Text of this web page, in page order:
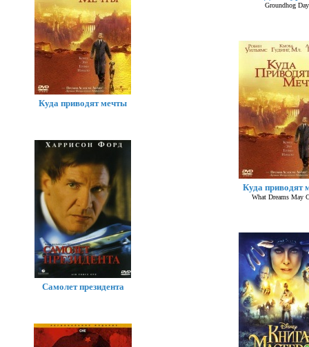
Groundhog Day
Куда приводят
What Dreams May
Куда приводят мечты
Самолет президента